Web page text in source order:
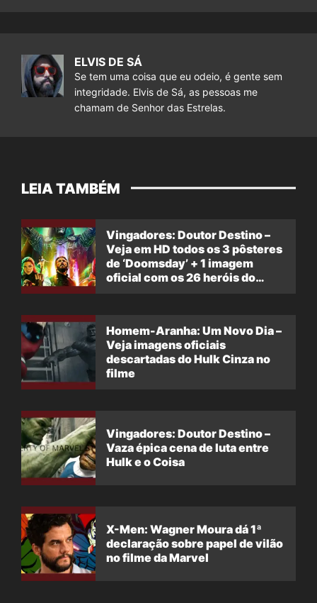
ELVIS DE SÁ
Se tem uma coisa que eu odeio, é gente sem
integridade. Elvis de Sá, as pessoas me
chamam de Senhor das Estrelas.
LEIA TAMBÉM
Vingadores: Doutor Destino –
Veja em HD todos os 3 pôsteres
de ‘Doomsday’ + 1 imagem
oficial com os 26 heróis do
Homem-Aranha: Um Novo Dia –
Veja imagens oficiais
descartadas do Hulk Cinza no
filme
Vingadores: Doutor Destino –
Vaza épica cena de luta entre
Hulk e o Coisa
X-Men: Wagner Moura dá 1ª
declaração sobre papel de vilão
no filme da Marvel